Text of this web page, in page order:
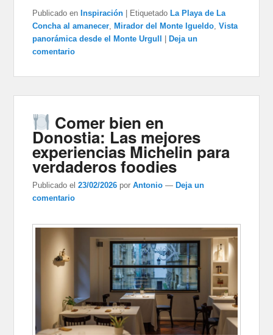
Publicado en Inspiración Etiquetado La Playa de La
Concha al amanecer, Mirador del Monte Igueldo,Vista
panorámica desde el Monte Urgull
Deja un
comentario
Comer bien en
Donostia: Las mejores
experiencias Michelin para
verdaderos foodies
Publicado el 23/02/2026 porAntonio — Deja un
comentario